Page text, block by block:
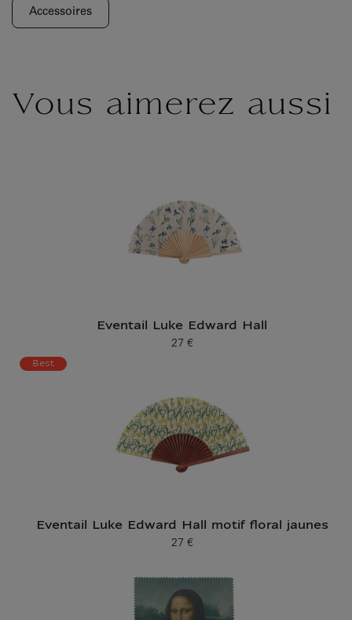
Accessoires
Vous aimerez aussi
Eventail Luke Edward Hall
Prix ​​actuel
27 €
Best
Eventail Luke Edward Hall motif floral jaunes
Prix ​​actuel
27 €